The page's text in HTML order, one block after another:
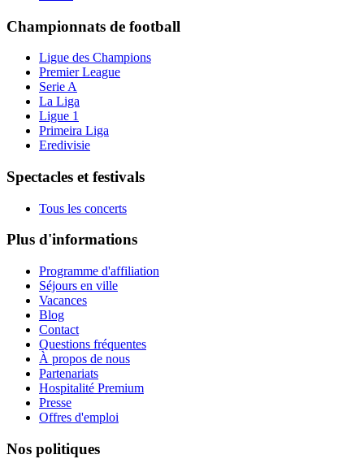
Championnats de football
Ligue des Champions
Premier League
Serie A
La Liga
Ligue 1
Primeira Liga
Eredivisie
Spectacles et festivals
Tous les concerts
Plus d'informations
Programme d'affiliation
Séjours en ville
Vacances
Blog
Contact
Questions fréquentes
À propos de nous
Partenariats
Hospitalité Premium
Presse
Offres d'emploi
Nos politiques